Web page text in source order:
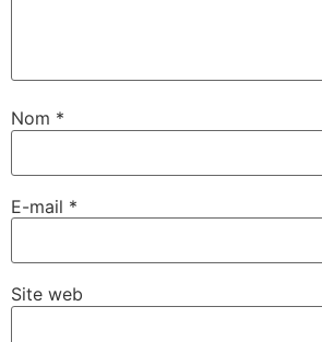
Nom *
E-mail *
Site web